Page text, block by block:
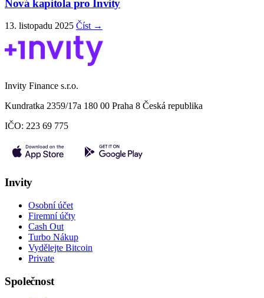
Nová kapitola pro Invity
13. listopadu 2025 Číst →
Invity Finance s.r.o.
Kundratka 2359/17a 180 00 Praha 8 Česká republika
IČO: 223 69 775
Invity
Osobní účet
Firemní účty
Cash Out
Turbo Nákup
Vydělejte Bitcoin
Private
Společnost